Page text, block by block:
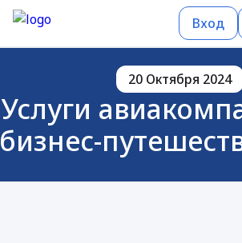
Вход
20 Октября 2024
Услуги
бизнес-